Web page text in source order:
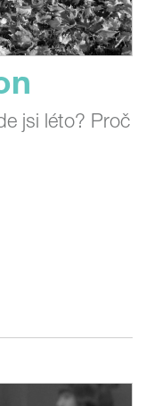
jsi léto? Proč